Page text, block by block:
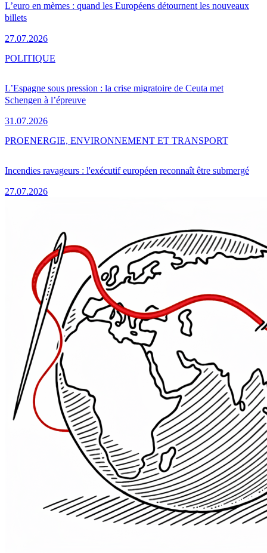
L’euro en mèmes : quand les Européens détournent les nouveaux
billets
27.07.2026
L’Espagne sous pression : la crise migratoire de Ceuta met
Schengen à l’épreuve
31.07.2026
POLITIQUE
Incendies ravageurs : l'exécutif européen reconnaît être submergé
27.07.2026
PROENERGIE, ENVIRONNEMENT ET TRANSPORT